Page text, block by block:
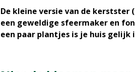
De kleine versie van de kerstster
een geweldige sfeermaker en
een paar plantjes is je huis